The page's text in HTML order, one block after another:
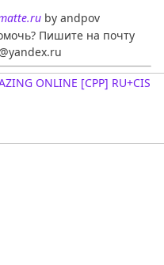
by andpov
Пишите на почту